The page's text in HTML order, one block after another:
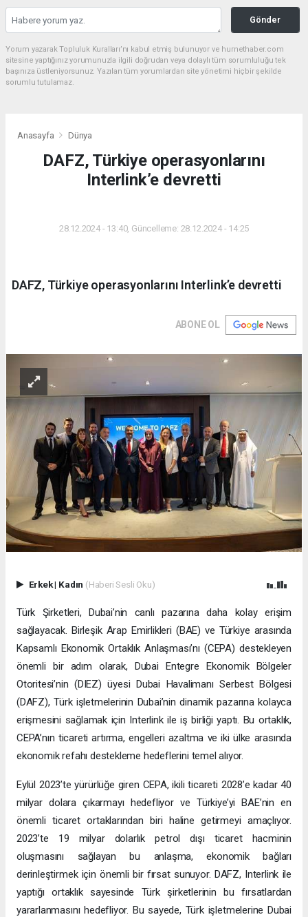
Gönder
Yorum yazarak Topluluk Kuralları’nı kabul etmiş bulunuyor ve hurnethaber.com
sitesine yaptığınız yorumunuzla ilgili doğrudan veya dolaylı tüm sorumluluğu tek
başınıza üstleniyorsunuz. Yazılan tüm yorumlardan site yönetimi hiçbir şekilde
sorumlu tutulamaz.
Anasayfa Dünya
DAFZ, Türkiye operasyonlarını
Interlink’e devretti
28.12.2024 - 13:40, Güncelleme: 28.12.2024 - 14:25
DAFZ, Türkiye operasyonlarını Interlink’e devretti
ABONE OL
Erkek| Kadın (Haberi Sesli Oku)
Türk Şirketleri, Dubai’nin canlı pazarına daha kolay erişim
sağlayacak. Birleşik Arap Emirlikleri (BAE) ve Türkiye arasında
Kapsamlı Ekonomik Ortaklık Anlaşması’nı (CEPA) destekleyen
önemli bir adım olarak, Dubai Entegre Ekonomik Bölgeler
Otoritesi’nin (DIEZ) üyesi Dubai Havalimanı Serbest Bölgesi
(DAFZ), Türk işletmelerinin Dubai’nin dinamik pazarına kolayca
erişmesini sağlamak için Interlink ile iş birliği yaptı. Bu ortaklık,
CEPA’nın ticareti artırma, engelleri azaltma ve iki ülke arasında
ekonomik refahı destekleme hedeflerini temel alıyor.
Eylül 2023’te yürürlüğe giren CEPA, ikili ticareti 2028’e kadar 40
milyar dolara çıkarmayı hedefliyor ve Türkiye’yi BAE’nin en
önemli ticaret ortaklarından biri haline getirmeyi amaçlıyor.
2023’te 19 milyar dolarlık petrol dışı ticaret hacminin
oluşmasını sağlayan bu anlaşma, ekonomik bağları
derinleştirmek için önemli bir fırsat sunuyor. DAFZ, Interlink ile
yaptığı ortaklık sayesinde Türk şirketlerinin bu fırsatlardan
yararlanmasını hedefliyor. Bu sayede, Türk işletmelerine Dubai